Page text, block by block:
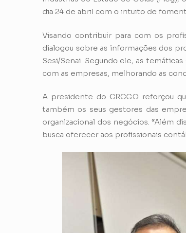
dia 24 de abril com o intuito de
Visando contribuir para com os
dialogou sobre as informações dos
Sesi/Senai. Segundo ele, as
com as empresas, melhorando as
A presidente do CRCGO reforçou
também os seus gestores das
organizacional dos negócios. “Além
busca oferecer aos profissionais